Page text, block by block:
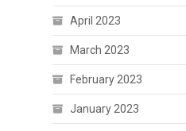
April 2023
March 2023
February 2023
January 2023